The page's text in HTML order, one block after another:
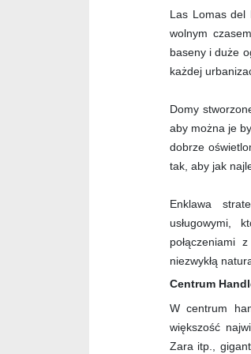
Las Lomas del
wolnym
baseny i duże
każdej
Domy
aby można je
dobrze
tak, aby jak
Enklawa
usługowymi,
połączeniami
niezwykłą
Centrum
W centrum
większość
Zara itp.,